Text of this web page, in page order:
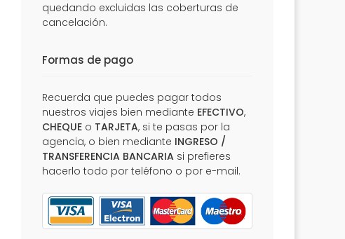
quedando excluidas las coberturas de
cancelación.
Formas de pago
Recuerda que puedes pagar todos
nuestros viajes bien mediante EFECTIVO,
CHEQUE o TARJETA, si te pasas por la
agencia, o bien mediante INGRESO /
TRANSFERENCIA BANCARIA si prefieres
hacerlo todo por teléfono o por e-mail.